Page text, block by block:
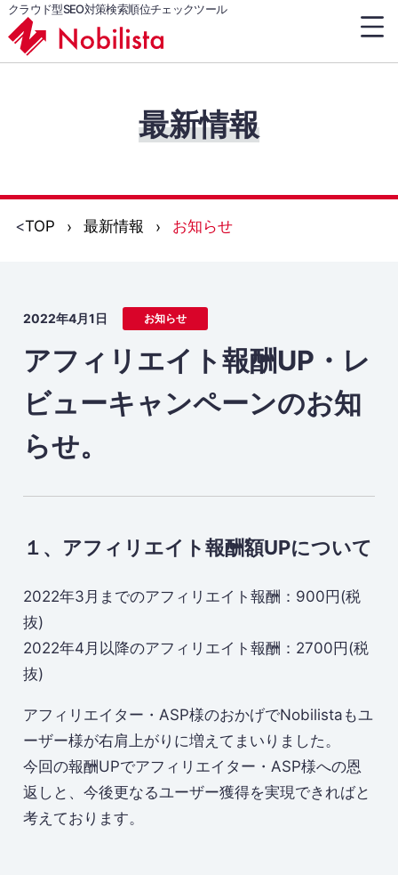
クラウド型SEO対策検索順位チェックツール
最新情報
<TOP 最新情報 お知らせ
2022年4月1日 お知らせ
アフィリエイト報酬UP・レ
ビューキャンペーンのお知
らせ。
１、アフィリエイト報酬額UPについて
2022年3月までのアフィリエイト報酬：900円(税
抜)
2022年4月以降のアフィリエイト報酬：2700円(税
抜)
アフィリエイター・ASP様のおかげでNobilistaもユ
ーザー様が右肩上がりに増えてまいりました。
今回の報酬UPでアフィリエイター・ASP様への恩
返しと、今後更なるユーザー獲得を実現できればと
考えております。